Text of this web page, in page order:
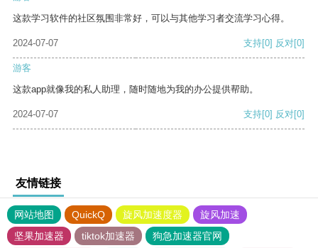
这款学习软件的社区氛围非常好，可以与其他学习者交流学习心得。
2024-07-07 支持[0] 反对[0]
游客
这款app就像我的私人助理，随时随地为我的办公提供帮助。
2024-07-07 支持[0] 反对[0]
友情链接
网站地图 QuickQ 旋风加速度器
旋风加速
坚果加速器
tiktok加速器
狗急加速器官网